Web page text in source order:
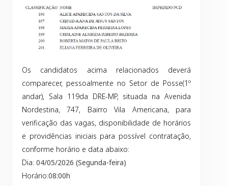
Os candidatos acima relacionados deverá
comparecer, pessoalmente no Setor de Posse(1º
andar), Sala 119da DRE-MP, situada na Avenida
Nordestina, 747, Bairro Vila Americana, para
verificação das vagas, disponibilidade de horários
e providências iniciais para possível contratação,
conforme horário e data abaixo:
Dia: 04/05/2026 (Segunda-feira)
Horário:08:00h